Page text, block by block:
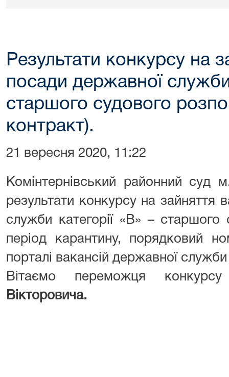
Результати конкурсу на
посади державної
старшого судового
контракт).
21 вересня 2020, 11:22
Комінтернівський районний суд
результати конкурсу на зайняття
служби категорії «В» –
період карантину, порядковий
порталі вакансій державної
Вітаємо переможця
Вікторовича.